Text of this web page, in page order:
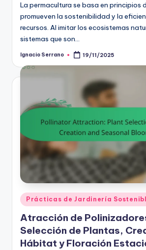
La permacultura se basa en principios
promueven la sostenibilidad y la
recursos. Al imitar los ecosistemas
sistemas que son…
Posted
Ignacio Serrano 19/11/2025
Posted
in
Prácticas de Jardinería
Atracción de
Selección de Plantas,
Hábitat y Floración